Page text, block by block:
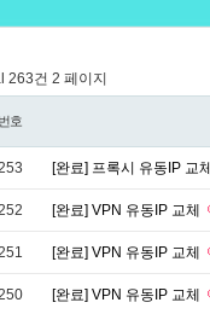
263건 2 페이지
호
[완료] 프록시 유동IP 교체
[완료] VPN 유동IP 교체
[완료] VPN 유동IP 교체
[완료] VPN 유동IP 교체